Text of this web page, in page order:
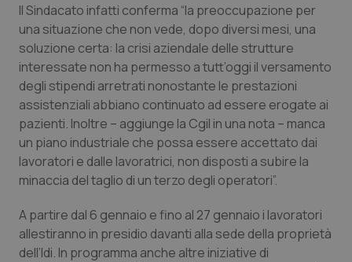
Campania
Emilia-Romagna
Friuli Venezia Giulia
Lazio
Lombardia
Car-T
Colesterolo & coronaropatie
Dermatite Atopica
Diabete & glucometri
Disturbi dell’umore
Dolore
Il Sindacato infatti conferma “la preoccupazione per
una situazione che non vede, dopo diversi mesi, una
soluzione certa: la crisi aziendale delle strutture
interessate non ha permesso a tutt’oggi il versamento
degli stipendi arretrati nonostante le prestazioni
assistenziali abbiano continuato ad essere erogate ai
pazienti. Inoltre – aggiunge la Cgil in una nota – manca
un piano industriale che possa essere accettato dai
lavoratori e dalle lavoratrici, non disposti a subire la
minaccia del taglio di un terzo degli operatori”.
A partire dal 6 gennaio e fino al 27 gennaio i lavoratori
allestiranno in presidio davanti alla sede della proprietà
dell’Idi. In programma anche altre iniziative di